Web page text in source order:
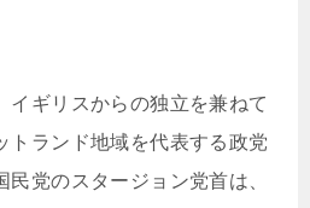
イギリスからの独立を兼ねて
トランド地域を代表する政党
党のスタージョン党首は、